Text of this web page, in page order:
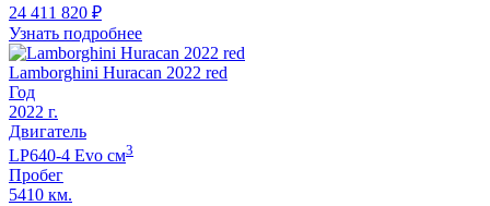
24 411 820 ₽
Узнать подробнее
Lamborghini Huracan 2022 red
Год
2022 г.
Двигатель
LP640-4 Evo cм3
Пробег
5410 км.